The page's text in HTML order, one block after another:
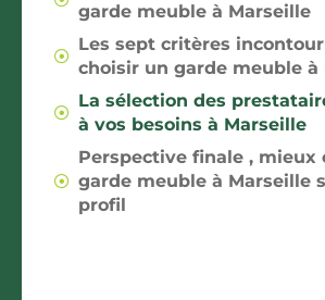
garde meuble à Marseille
Les sept critères
choisir un garde meuble à
La sélection des
à vos besoins à Marseille
Perspective finale , mieux
garde meuble à Marseille
profil